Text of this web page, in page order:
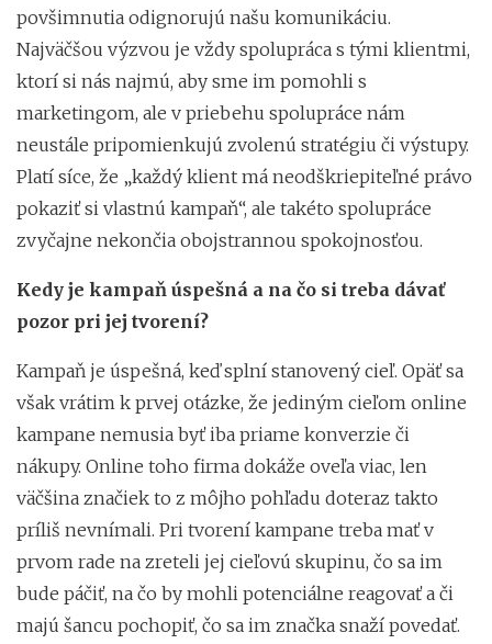
povšimnutia odignorujú našu komunikáciu.
Najväčšou výzvou je vždy spolupráca s tými klientmi,
ktorí si nás najmú, aby sme im pomohli s
marketingom, ale v priebehu spolupráce nám
neustále pripomienkujú zvolenú stratégiu či výstupy.
Platí síce, že „každý klient má neodškriepiteľné právo
pokaziť si vlastnú kampaň“, ale takéto spolupráce
zvyčajne nekončia obojstrannou spokojnosťou.
Kedy je kampaň úspešná a na čo si treba dávať
pozor pri jej tvorení?
Kampaň je úspešná, keď splní stanovený cieľ. Opäť sa
však vrátim k prvej otázke, že jediným cieľom online
kampane nemusia byť iba priame konverzie či
nákupy. Online toho firma dokáže oveľa viac, len
väčšina značiek to z môjho pohľadu doteraz takto
príliš nevnímali. Pri tvorení kampane treba mať v
prvom rade na zreteli jej cieľovú skupinu, čo sa im
bude páčiť, na čo by mohli potenciálne reagovať a či
majú šancu pochopiť, čo sa im značka snaží povedať.